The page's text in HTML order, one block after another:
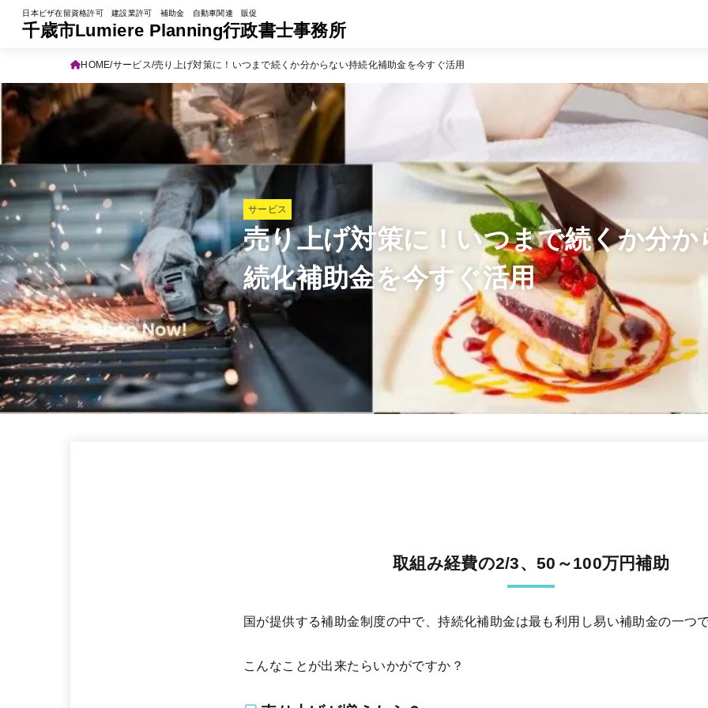
日本ビザ在留資格許可 建設業許可 補助金 自動車関連 販促
千歳市Lumiere Planning行政書士事務所
HOME サービス 売り上げ対策に！いつまで続くか分からない持続化補助金を今すぐ活用
サービス
売り上げ対策に！いつまで続くか分か
続化補助金を今すぐ活用
取組み経費の2/3、50～100万円補助
国が提供する補助金制度の中で、持続化補助金は最も利用し易い補助金の一つ
こんなことが出来たらいかがですか？